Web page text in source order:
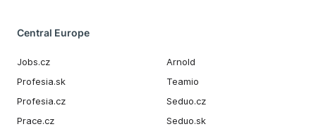
Central Europe
Jobs.cz
Profesia.sk
Profesia.cz
Prace.cz
Arnold
Teamio
Seduo.cz
Seduo.sk